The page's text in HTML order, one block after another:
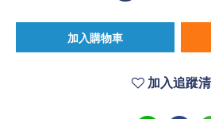
加入購物車
加入追蹤